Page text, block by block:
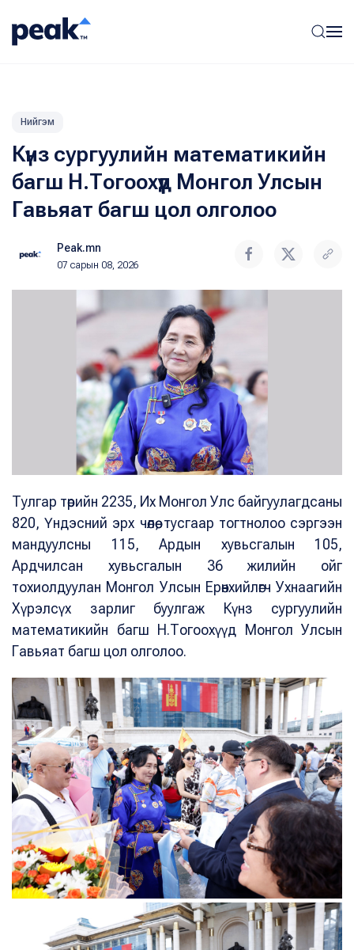
Нийгэм
Күнз сургуулийн математикийн
багш Н.Тогоохүүд Монгол Улсын
Гавьяат багш цол олголоо
Peak.mn
07 сарын 08, 2026
Тулгар төрийн 2235, Их Монгол Улс байгуулагдсаны
820, Үндэсний эрх чөлөө, тусгаар тогтнолоо сэргээн
мандуулсны 115, Ардын хувьсгалын 105,
Ардчилсан хувьсгалын 36 жилийн ойг
тохиолдуулан Монгол Улсын Ерөнхийлөгч Ухнаагийн
Хүрэлсүх зарлиг буулгаж Күнз сургуулийн
математикийн багш Н.Тогоохүүд Монгол Улсын
Гавьяат багш цол олголоо.